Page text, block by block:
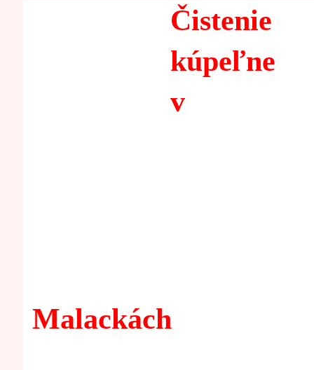
Čistenie
kúpeľne
v
Malackách